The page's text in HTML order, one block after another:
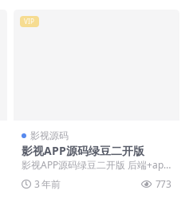
VIP
影视源码
影视APP源码绿豆二开版
影视APP源码绿豆二开版 后端+app
+搭建教程都在压缩包里，搭建步骤
和绿豆一样...
3 年前 773